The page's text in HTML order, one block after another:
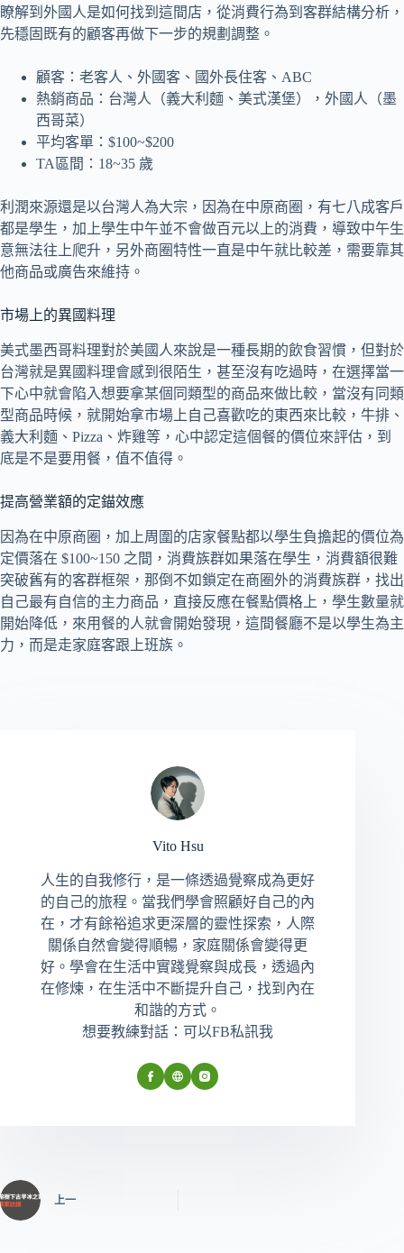
瞭解到外國人是如何找到這間店，從消費行為到客群結構分析，
先穩固既有的顧客再做下一步的規劃調整。
顧客：老客人、外國客、國外長住客、ABC
熱銷商品：台灣人（義大利麵、美式漢堡），外國人（墨
西哥菜）
平均客單：$100~$200
TA區間：18~35 歲
利潤來源還是以台灣人為大宗，因為在中原商圈，有七八成客戶
都是學生，加上學生中午並不會做百元以上的消費，導致中午生
意無法往上爬升，另外商圈特性一直是中午就比較差，需要靠其
他商品或廣告來維持。
市場上的異國料理
美式墨西哥料理對於美國人來說是一種長期的飲食習慣，但對於
台灣就是異國料理會感到很陌生，甚至沒有吃過時，在選擇當一
下心中就會陷入想要拿某個同類型的商品來做比較，當沒有同類
型商品時候，就開始拿市場上自己喜歡吃的東西來比較，牛排、
義大利麵、Pizza、炸雞等，心中認定這個餐的價位來評估，到
底是不是要用餐，值不值得。
提高營業額的定錨效應
因為在中原商圈，加上周圍的店家餐點都以學生負擔起的價位為
定價落在 $100~150 之間，消費族群如果落在學生，消費額很難
突破舊有的客群框架，那倒不如鎖定在商圈外的消費族群，找出
自己最有自信的主力商品，直接反應在餐點價格上，學生數量就
開始降低，來用餐的人就會開始發現，這間餐廳不是以學生為主
力，而是走家庭客跟上班族。
Vito Hsu
人生的自我修行，是一條透過覺察成為更好
的自己的旅程。當我們學會照顧好自己的內
在，才有餘裕追求更深層的靈性探索，人際
關係自然會變得順暢，家庭關係會變得更
好。學會在生活中實踐覺察與成長，透過內
在修煉，在生活中不斷提升自己，找到內在
和諧的方式。
想要教練對話：可以FB私訊我
上一